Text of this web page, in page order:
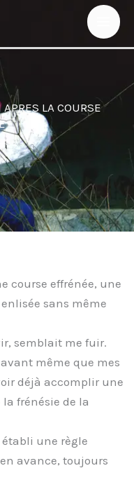
LA COURSE
course effrénée, une
sans même
semblait me fuir.
même que mes
déjà accomplir une
frénésie de la
établi une règle
avance, toujours